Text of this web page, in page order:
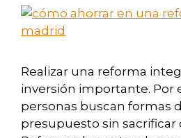
Realizar una reforma
inversión importante. Por
personas buscan formas
presupuesto sin sacrificar